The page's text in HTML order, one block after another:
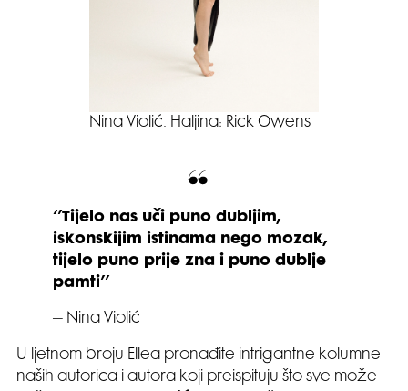
Nina Violić. Haljina: Rick Owens
‘’Tijelo nas uči puno dubljim,
iskonskijim istinama nego mozak,
tijelo puno prije zna i puno dublje
pamti’’
– Nina Violić
U ljetnom broju Ellea pronađite intrigantne kolumne
naših autorica i autora koji preispituju što sve može